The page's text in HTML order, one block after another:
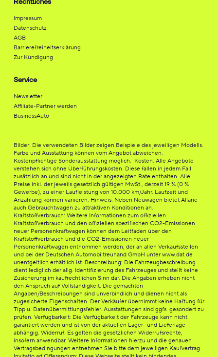
Impressum
Datenschutz
AGB
Barrierefreiheitserklärung
Zur Kündigung
Service
Newsletter
Affiliate-Partner werden
BusinessAuto
Bilder: Die verwendeten Bilder zeigen Beispiele des jeweiligen Modells.
Farbe und Ausstattung können vom Angebot abweichen.
Kostenpflichtige Sonderausstattung möglich. Kosten: Alle Angebote
verstehen sich ohne Überführungskosten. Diese fallen in jedem Fall
zusätzlich an und sind nicht in der angezeigten Rate enthalten. Alle
Preise inkl. der jeweils gesetzlich gültigen MwSt., derzeit 19 % (0 %
Gewerbe), zu einer Laufleistung von 10.000 km/Jahr. Laufzeit und
Anzahlung können variieren. Hinweis: Neben Neuwagen bietet Allane
auch Gebrauchtwagen zu attraktiven Konditionen an.
Kraftstoffverbrauch: Weitere Informationen zum offiziellen
Kraftstoffverbrauch und den offiziellen spezifischen CO2-Emissionen
neuer Personenkraftwagen können dem Leitfaden über den
Kraftstoffverbrauch und die CO2-Emissionen neuer
Personenkraftwagen entnommen werden, der an allen Verkaufsstellen
und bei der Deutschen Automobiltreuhand GmbH unter www.dat.de
unentgeltlich erhältlich ist. Beschreibung: Die Fahrzeugbeschreibung
dient lediglich der allg. Identifizierung des Fahrzeuges und stellt keine
Zusicherung im kaufrechtlichen Sinn dar. Die Angaben erheben nicht
den Anspruch auf Vollständigkeit. Die gemachten
Angaben/Beschreibungen sind unverbindlich und dienen nicht als
zugesicherte Eigenschaften. Der Verkäufer übernimmt keine Haftung für
Tipp u. Datenübermittlungsfehler. Ausstattungen sind ggfs. gesondert zu
prüfen. Verfügbarkeit: Die Verfügbarkeit der Fahrzeuge kann nicht
garantiert werden und ist von der aktuellen Lager- und Lieferlage
abhängig. Widerruf: Es gelten die gesetzlichen Widerrufsrechte,
insofern anwendbar. Weitere Informationen hierzu und die genauen
Vertragsbedingungen entnehmen Sie bitte dem jeweiligen Kaufvertrag.